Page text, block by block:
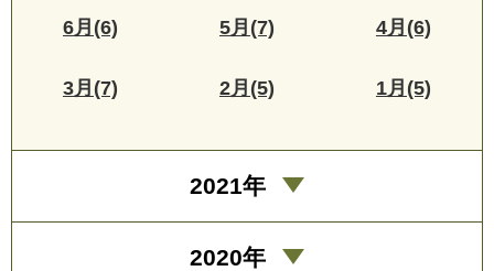
6月(6) 5月(7) 4月(6)
3月(7) 2月(5) 1月(5)
2021年
2020年